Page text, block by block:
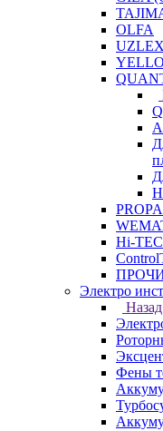
OLFA
UZLEX
Hi-
Электро
Назад
Фены